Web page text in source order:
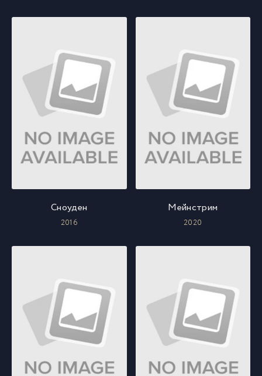
Сноуден
2016
Мейнстрим
2020